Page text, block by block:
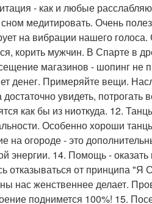
- как и любые
медитировать. Очень
на вибрации нашего
корить мужчин. В Спарте в
магазинов - шопинг не
денег. Примеряйте вещи.
достаточно увидеть,
как бы из ниоткуда. 12.
Особенно хороши
на огороде - это
энергии. 14. Помощь -
отказываться от принципа
нас женственнее делает.
поднимется 100%! 15.